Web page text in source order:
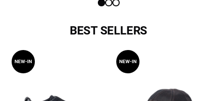
BEST SELLERS
NEW-IN NEW-IN